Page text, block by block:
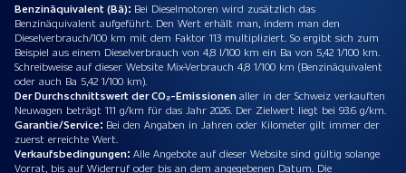
Benzinäquivalent (Bä): Bei Dieselmotoren wird zusätzlich das
Benzinäquivalent aufgeführt. Den Wert erhält man, indem man den
Dieselverbrauch/100 km mit dem Faktor 113 multipliziert. So ergibt sich zum
Beispiel aus einem Dieselverbrauch von 4,8 l/100 km ein Ba von 5,42 1/100 km.
Schreibweise auf dieser Website Mix-Verbrauch 4,8 1/100 km (Benzinäquivalent
oder auch Ba 5,42 1/100 km).
Der Durchschnittswert der CO₂-Emissionenaller in der Schweiz verkauften
Neuwagen beträgt 111 g/km für das Jahr 2026. Der Zielwert liegt bei 93.6 g/km.
Garantie/Service: Bei den Angaben in Jahren oder Kilometer gilt immer der
zuerst erreichte Wert.
Verkaufsbedingungen: Alle Angebote auf dieser Website sind gültig solange
Vorrat, bis auf Widerruf oder bis an dem angegebenen Datum. Die